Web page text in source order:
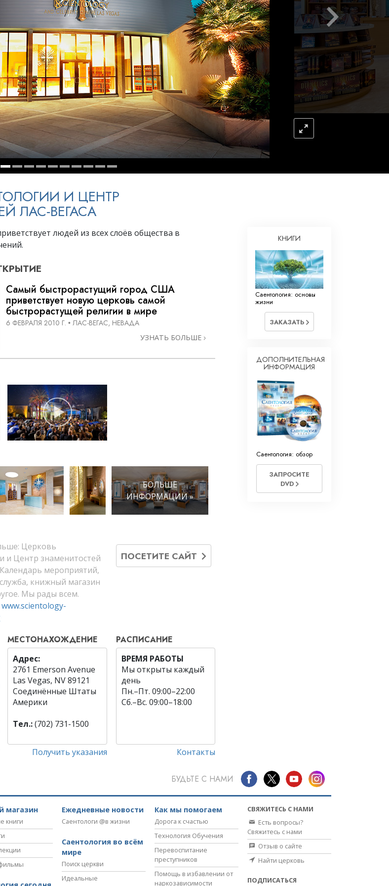
Решение проблемы наркотиков
Дети
Инструменты для использования
в работе
Этика и состояния
Причина подавления
Расследования
Основы организации
Основы связей с общественностью
И ЦЕНТР
ЛАС-ВЕГАСА
людей из всех слоёв общества в
Самый быстрорастущий город США
приветствует новую церковь самой
быстрорастущей религии в мире
6 ФЕВРАЛЯ 2010 Г. • ЛАС-ВЕГАС, НЕВАДА
УЗНАТЬ БОЛЬШЕ
БОЛЬШЕ
ИНФОРМАЦИИ »
Церковь
и Центр знаменитостей
мероприятий,
книжный магазин
Мы рады всем.
www.scientology-
ПОСЕТИТЕ САЙТ
МЕСТОНАХОЖДЕНИЕ
Адрес:
2761 Emerson Avenue
Las Vegas, NV 89121
Соединённые Штаты
Америки
Тел.:(702) 731-1500
Получить указания
РАСПИСАНИЕ
ВРЕМЯ РАБОТЫ
Мы открыты каждый
день
Пн.–Пт. 09:00–22:00
Сб.–Вс. 09:00–18:00
Контакты
КНИГИ
Саентология: основы
жизни
ЗАКАЗАТЬ
ДОПОЛНИТЕЛЬНАЯ
ИНФОРМАЦИЯ
Саентология: обзор
ЗАПРОСИТЕ
DVD
БУДЬТЕ С НАМИ
магазин
книги
Ежедневные новости
Саентологи @в жизни
Саентология во всём
мире
Поиск церкви
Идеальные
Как мы помогаем
Дорога к счастью
Технология Обучения
Перевоспитание
преступников
Помощь в избавлении от
наркозависимости
СВЯЖИТЕСЬ С НАМИ
Есть вопросы?
Свяжитесь с нами
Отзыв о сайте
Найти церковь
ПОДПИСАТЬСЯ